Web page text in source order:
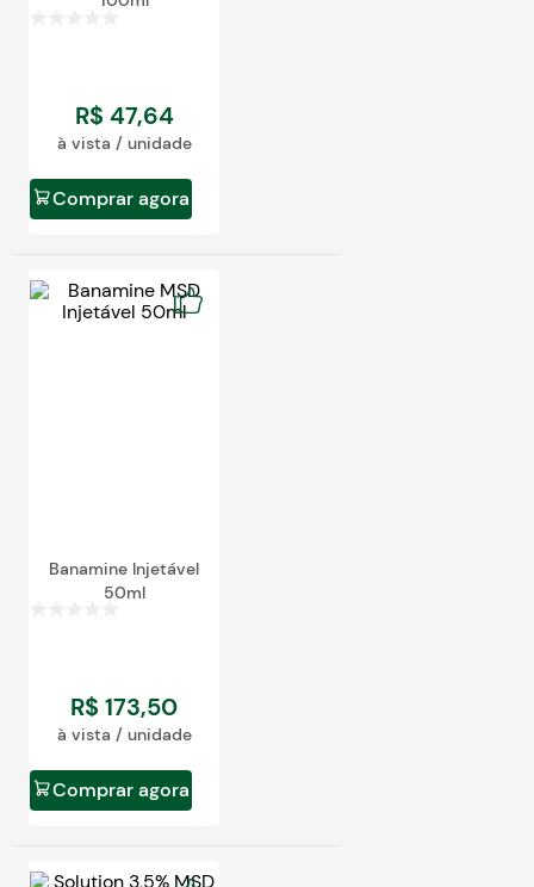
R$ 47,64
à vista / unidade
Comprar agora
Banamine Injetável
50ml
R$ 173,50
à vista / unidade
Comprar agora